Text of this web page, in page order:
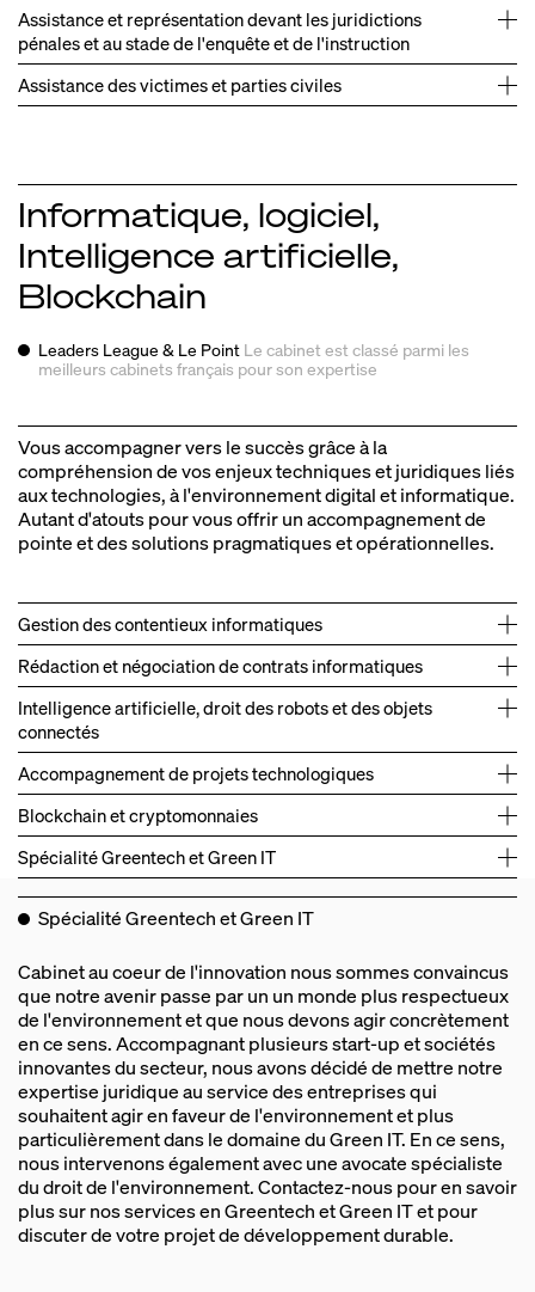
→
Gestion de déréférencement et accompagnement de
sociétés pour l'atteinte à la réputation.
revenge porn.
→ Représentation de sociétés et notamment d'une société
du CAC 40 dans le cas de fraude et d'usurpation
d'identité.
→
Obtention de plusieurs relaxes de prévenus dans des
affaires de cybercriminalité.
infractions STAD, carding.
Assistance et représentation devant les juridictions
pénales et au stade de l'enquête et de l'instruction
Assistance des victimes et parties civiles
→ Défense des intérêts de victimes de fraudes bancaires
et récupération des fonds auprès des banques.
Informatique, logiciel,
Intelligence artificielle,
Blockchain
Leaders League & Le Point Le cabinet est classé parmi les
meilleurs cabinets français pour son expertise
Vous accompagner vers le succès grâce à la
compréhension de vos enjeux techniques et juridiques liés
aux technologies, à l'environnement digital et informatique.
Autant d'atouts pour vous offrir un accompagnement de
pointe et des solutions pragmatiques et opérationnelles.
Gestion des contentieux informatiques
→ Accompagnement de victimes de hack de
cryptomonnaies dans leur action contre l'Exchange
Rédaction et négociation de contrats informatiques
→ Accompagnement contractuel IT/RGPD de la plateforme
→ Accompagnement juridique de plusieurs sociétés en
matière de signature électronique (éditeurs et clients).
→ Accompagnement d'une startup logicielle SaaS de 70
salariés (Informatique, RGPD, marques) spécialisée
dans la mobilité interentreprise.
Intelligence artificielle, droit des robots et des objets
connectés
→ Accompagnement d'une plateforme d'intelligence
aux droits d'auteur.
Accompagnement de projets technologiques
Blockchain et cryptomonnaies
→ Accompagnement et sécurisation juridique de plusieurs
projets Blockchains et NFT dont le projet
METALEGEND et RealT.
Spécialité Greentech et Green IT
Spécialité Greentech et Green IT
Cabinet au coeur de l'innovation nous sommes convaincus
que notre avenir passe par un un monde plus respectueux
de l'environnement et que nous devons agir concrètement
en ce sens. Accompagnant plusieurs start‑up et sociétés
innovantes du secteur, nous avons décidé de mettre notre
expertise juridique au service des entreprises qui
souhaitent agir en faveur de l'environnement et plus
particulièrement dans le domaine du Green IT. En ce sens,
nous intervenons également avec une avocate spécialiste
du droit de l'environnement. Contactez‑nous pour en savoir
plus sur nos services en Greentech et Green IT et pour
discuter de votre projet de développement durable.